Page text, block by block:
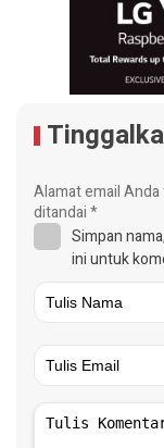
Alamat email
ditandai*
Simpan
ini untuk